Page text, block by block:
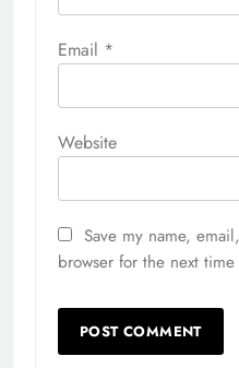
Email *
Website
Save my name,
browser for the next